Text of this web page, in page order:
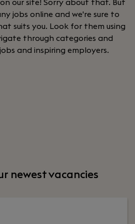
our site! Sorry about that. But
jobs online and we're sure to
suits you. Look for them using
through categories and
and inspiring employers.
newest vacancies